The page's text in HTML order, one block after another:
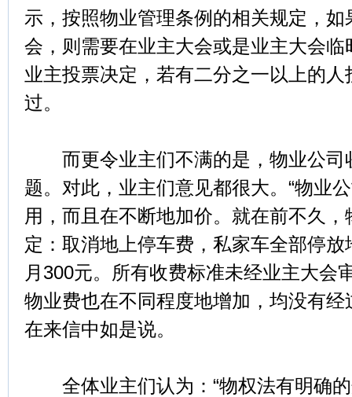
示，按照物业管理条例的相关规定，
会，则需要在业主大会或是业主大会
业主投票决定，若有二分之一以上的
过。
而更令业主们不满的是，物业公司
题。对此，业主们意见都很大。“物业
用，而且在不断地加价。就在前不久
定：取消地上停车费，私家车全部停
月300元。所有收费标准未经业主大会
物业费也在不同程度地增加，均没有经
在来信中如是说。
全体业主们认为：“物权法有明确的